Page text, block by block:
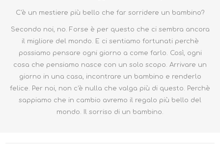
C'è un mestiere più bello che far sorridere un bambino?
Secondo noi, no. Forse è per questo che ci sembra ancora
il migliore del mondo. E ci sentiamo fortunati perchè
possiamo pensare ogni giorno a come farlo. Così, ogni
cosa che pensiamo nasce con un solo scopo. Arrivare un
giorno in una casa, incontrare un bambino e renderlo
felice. Per noi, non c'è nulla che valga più di questo. Perchè
sappiamo che in cambio avremo il regalo più bello del
mondo. Il sorriso di un bambino.